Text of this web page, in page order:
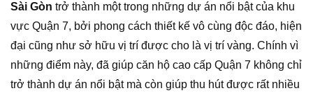
Sài Gòn trở thành một trong những dự án nổi bật của khu
vực Quận 7, bởi phong cách thiết kế vô cùng độc đáo, hiện
đại cũng như sở hữu vị trí được cho là vị trí vàng. Chính vì
những điểm này, đã giúp căn hộ cao cấp Quận 7 không chỉ
trở thành dự án nổi bật mà còn giúp thu hút được rất nhiều